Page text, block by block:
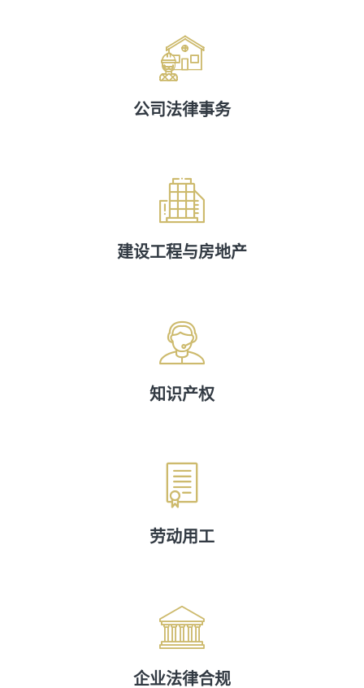
公司法律事务
建设工程与房地产
知识产权
劳动用工
企业法律合规